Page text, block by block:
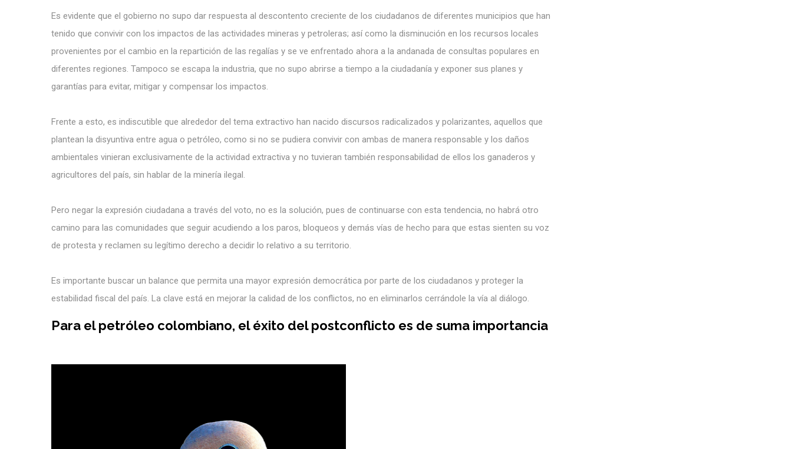
Es evidente que el gobierno no supo dar respuesta al descontento creciente de los ciudadanos de diferentes municipios que han
tenido que convivir con los impactos de las actividades mineras y petroleras; así como la disminución en los recursos locales
provenientes por el cambio en la repartición de las regalías y se ve enfrentado ahora a la andanada de consultas populares en
diferentes regiones. Tampoco se escapa la industria, que no supo abrirse a tiempo a la ciudadanía y exponer sus planes y
garantías para evitar, mitigar y compensar los impactos.
Frente a esto, es indiscutible que alrededor del tema extractivo han nacido discursos radicalizados y polarizantes, aquellos que
plantean la disyuntiva entre agua o petróleo, como si no se pudiera convivir con ambas de manera responsable y los daños
ambientales vinieran exclusivamente de la actividad extractiva y no tuvieran también responsabilidad de ellos los ganaderos y
agricultores del país, sin hablar de la minería ilegal.
Pero negar la expresión ciudadana a través del voto, no es la solución, pues de continuarse con esta tendencia, no habrá otro
camino para las comunidades que seguir acudiendo a los paros, bloqueos y demás vías de hecho para que estas sienten su voz
de protesta y reclamen su legítimo derecho a decidir lo relativo a su territorio.
Es importante buscar un balance que permita una mayor expresión democrática por parte de los ciudadanos y proteger la
estabilidad fiscal del país. La clave está en mejorar la calidad de los conflictos, no en eliminarlos cerrándole la vía al diálogo.
Para el petróleo colombiano, el éxito del postconflicto es de suma importancia